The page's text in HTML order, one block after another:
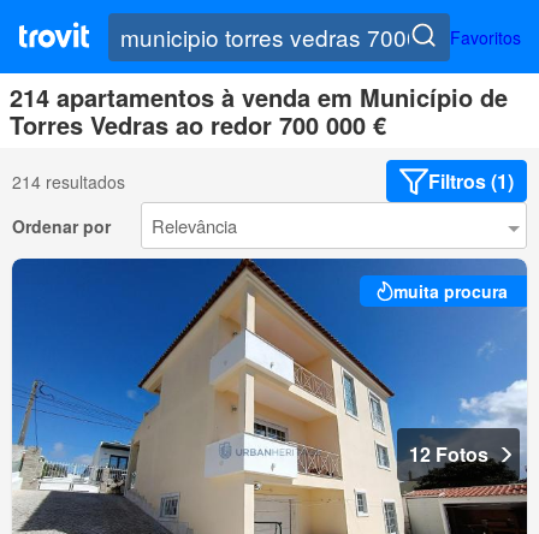
Favoritos
214 apartamentos à venda em Município de
Torres Vedras ao redor 700 000 €
214 resultados Filtros (1)
Ordenar por
muita procura
12 Fotos